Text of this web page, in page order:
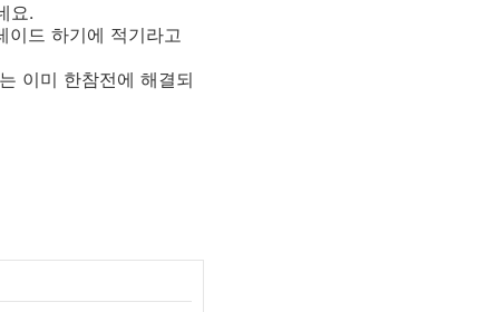
요.
이드 하기에 적기라고
이미 한참전에 해결되